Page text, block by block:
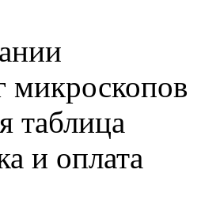
микроскопов
таблица
и оплата